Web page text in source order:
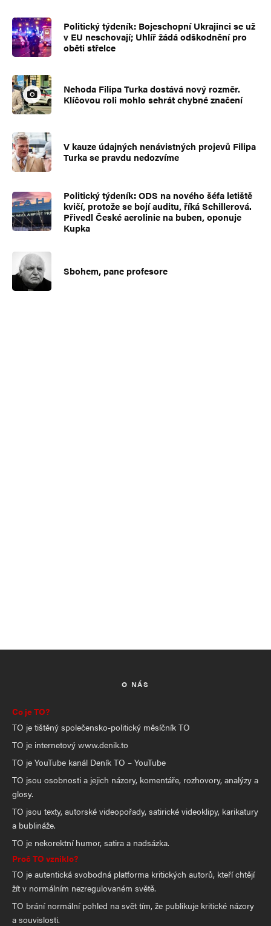
Komentář*
Jméno*
E-mail* Webová stránka
Uložit do prohlížeče jméno, e-mail a webovou stránku pro budoucí
komentáře.
Politický týdeník: Bojeschopní Ukrajinci se už
v EU neschovají; Uhlíř žádá odškodnění pro
oběti střelce
Nehoda Filipa Turka dostává nový rozměr.
Klíčovou roli mohlo sehrát chybné značení
V kauze údajných nenávistných projevů Filipa
Turka se pravdu nedozvíme
Politický týdeník: ODS na nového šéfa letiště
kvičí, protože se bojí auditu, říká Schillerová.
Přivedl České aerolinie na buben, oponuje
Kupka
Sbohem, pane profesore
O NÁS
Co je TO?
TO je tištěný společensko-politický měsíčník TO
TO je internetový www.denik.to
TO je YouTube kanál Deník TO – YouTube
TO jsou osobnosti a jejich názory, komentáře, rozhovory, analýzy a
glosy.
TO jsou texty, autorské videopořady, satirické videoklipy, karikatury
a bublináže.
TO je nekorektní humor, satira a nadsázka.
Proč TO vzniklo?
TO je autentická svobodná platforma kritických autorů, kteří chtějí
žít v normálním nezregulovaném světě.
TO brání normální pohled na svět tím, že publikuje kritické názory
a souvislosti.